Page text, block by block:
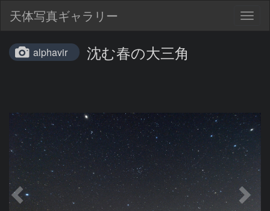
天体写真ギャラリー
alphavir 沈む春の大三角